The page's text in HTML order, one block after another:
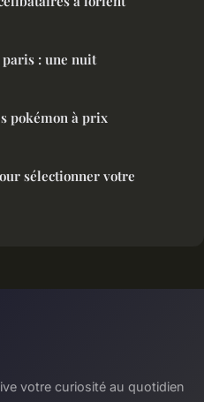
: une nuit
pokémon à prix
sélectionner votre
votre curiosité au quotidien